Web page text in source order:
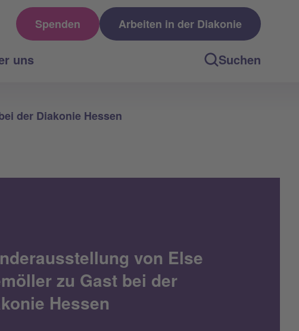
uns Suchen
Spenden Arbeiten in der Diakonie
der Diakonie Hessen
von Else
zu Gast bei der
Hessen